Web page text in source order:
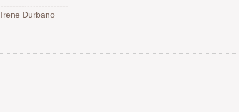
-----------------------
Irene Durbano